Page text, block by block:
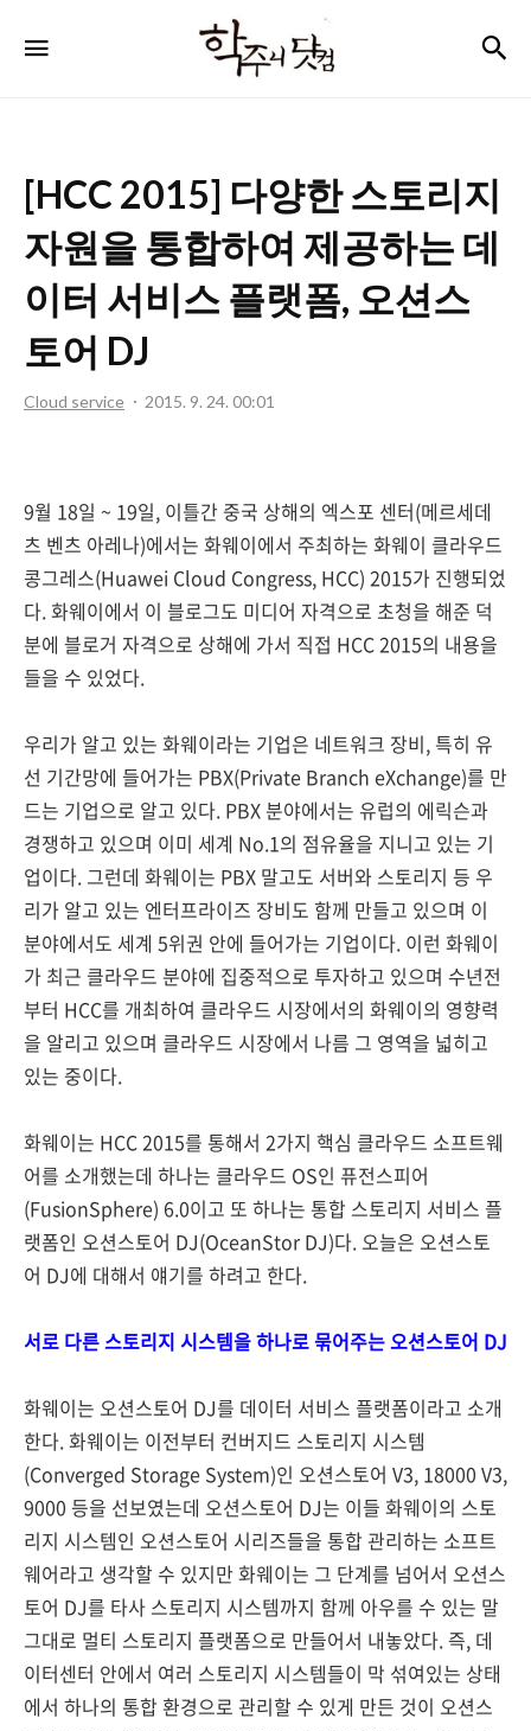
주
컴
[HCC 2015] 다양한 스토리지
자원을 통합하여 제공하는 데
이터 서비스 플랫폼, 오션스
토어 DJ
Cloud service 2015. 9. 24. 00:01
9월 18일 ~ 19일, 이틀간 중국 상해의 엑스포 센터(메르세데
츠 벤츠 아레나)에서는 화웨이에서 주최하는 화웨이 클라우드
콩그레스(Huawei Cloud Congress, HCC) 2015가 진행되었
다. 화웨이에서 이 블로그도 미디어 자격으로 초청을 해준 덕
분에 블로거 자격으로 상해에 가서 직접 HCC 2015의 내용을
들을 수 있었다.
우리가 알고 있는 화웨이라는 기업은 네트워크 장비, 특히 유
선 기간망에 들어가는 PBX(Private Branch eXchange)를 만
드는 기업으로 알고 있다. PBX 분야에서는 유럽의 에릭슨과
경쟁하고 있으며 이미 세계 No.1의 점유율을 지니고 있는 기
업이다. 그런데 화웨이는 PBX 말고도 서버와 스토리지 등 우
리가 알고 있는 엔터프라이즈 장비도 함께 만들고 있으며 이
분야에서도 세계 5위권 안에 들어가는 기업이다. 이런 화웨이
가 최근 클라우드 분야에 집중적으로 투자하고 있으며 수년전
부터 HCC를 개최하여 클라우드 시장에서의 화웨이의 영향력
을 알리고 있으며 클라우드 시장에서 나름 그 영역을 넓히고
있는 중이다.
화웨이는 HCC 2015를 통해서 2가지 핵심 클라우드 소프트웨
어를 소개했는데 하나는 클라우드 OS인 퓨전스피어
(FusionSphere) 6.0이고 또 하나는 통합 스토리지 서비스 플
랫폼인 오션스토어 DJ(OceanStor DJ)다. 오늘은 오션스토
어 DJ에 대해서 얘기를 하려고 한다.
서로 다른 스토리지 시스템을 하나로 묶어주는 오션스토어 DJ
화웨이는 오션스토어 DJ를 데이터 서비스 플랫폼이라고 소개
한다. 화웨이는 이전부터 컨버지드 스토리지 시스템
(Converged Storage System)인 오션스토어 V3, 18000 V3,
9000 등을 선보였는데 오션스토어 DJ는 이들 화웨이의 스토
리지 시스템인 오션스토어 시리즈들을 통합 관리하는 소프트
웨어라고 생각할 수 있지만 화웨이는 그 단계를 넘어서 오션스
토어 DJ를 타사 스토리지 시스템까지 함께 아우를 수 있는 말
그대로 멀티 스토리지 플랫폼으로 만들어서 내놓았다. 즉, 데
이터센터 안에서 여러 스토리지 시스템들이 막 섞여있는 상태
에서 하나의 통합 환경으로 관리할 수 있게 만든 것이 오션스